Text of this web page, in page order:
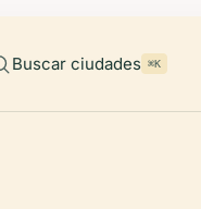
Buscar ciudades ⌘K